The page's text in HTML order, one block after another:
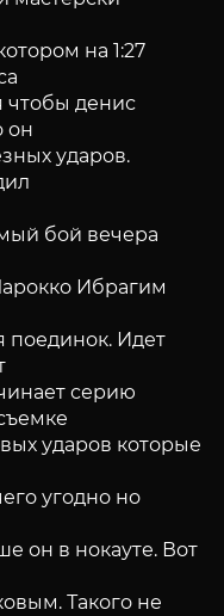
на 1:27
чтобы денис
он
ударов.
бой вечера
Ибрагим
поединок. Идет
серию
ударов которые
угодно но
он в нокауте. Вот
Такого не